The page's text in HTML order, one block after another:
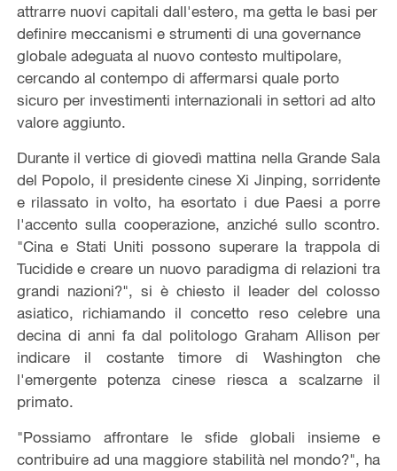
attrarre nuovi capitali dall'estero, ma getta le basi per
definire meccanismi e strumenti di una governance
globale adeguata al nuovo contesto multipolare,
cercando al contempo di affermarsi quale porto
sicuro per investimenti internazionali in settori ad alto
valore aggiunto.
Durante il vertice di giovedì mattina nella Grande Sala
del Popolo, il presidente cinese Xi Jinping, sorridente
e rilassato in volto, ha esortato i due Paesi a porre
l'accento sulla cooperazione, anziché sullo scontro.
"Cina e Stati Uniti possono superare la trappola di
Tucidide e creare un nuovo paradigma di relazioni tra
grandi nazioni?", si è chiesto il leader del colosso
asiatico, richiamando il concetto reso celebre una
decina di anni fa dal politologo Graham Allison per
indicare il costante timore di Washington che
l'emergente potenza cinese riesca a scalzarne il
primato.
"Possiamo affrontare le sfide globali insieme e
contribuire ad una maggiore stabilità nel mondo?", ha